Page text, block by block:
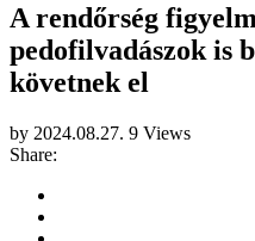
A rendőrség
pedofilvadászok is
követnek el
by 2024.08.27. 9 Views
Share: